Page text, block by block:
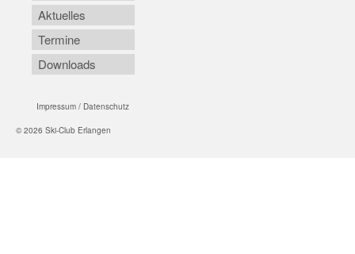
Aktuelles
Termine
Downloads
Impressum / Datenschutz
© 2026 Ski-Club Erlangen